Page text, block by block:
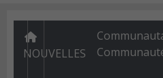
NOUVELLES